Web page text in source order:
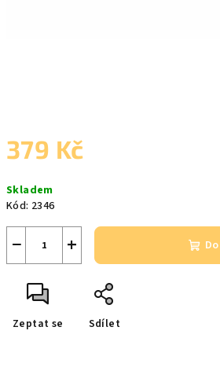
379 Kč
cena:
Skladem
Kód: 2346
+
−
Zeptat se Sdílet